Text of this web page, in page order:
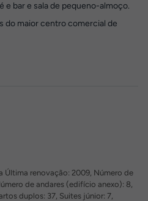
e bar e sala de pequeno-almoço.
do maior centro comercial de
Última renovação: 2009, Número de
de andares (edifício anexo): 8,
duplos: 37, Suites júnior: 7,